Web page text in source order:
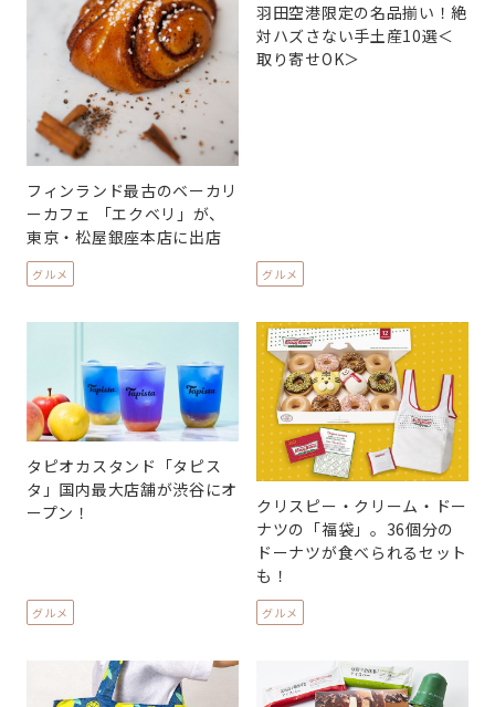
フィンランド最古のベーカリ
ーカフェ 「エクベリ」が、
東京・松屋銀座本店に出店
グルメ
羽田空港限定の名品揃い！絶
対ハズさない手土産10選＜
取り寄せOK＞
グルメ
タピオカスタンド「タピス
タ」国内最大店舗が渋谷にオ
ープン！
グルメ
クリスピー・クリーム・ドー
ナツの「福袋」。36個分の
ドーナツが食べられるセット
も！
グルメ